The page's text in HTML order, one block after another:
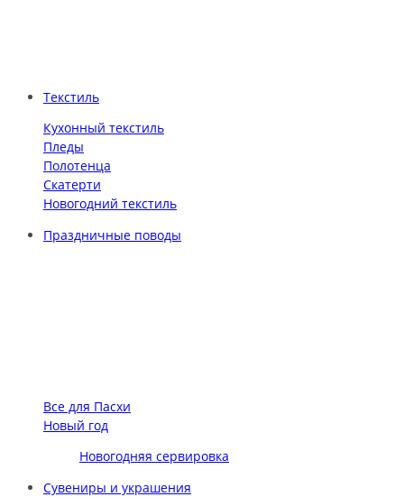
Текстиль
Кухонный текстиль
Пледы
Полотенца
Скатерти
Новогодний текстиль
Праздничные поводы
Все для Пасхи
Новый год
Новогодняя сервировка
Сувениры и украшения